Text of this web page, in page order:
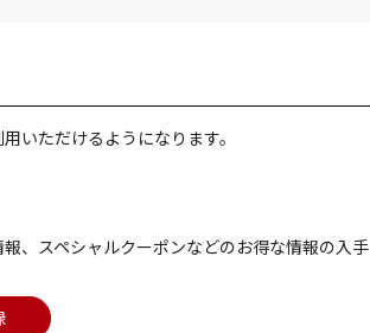
いただけるようになります。
、スペシャルクーポンなどのお得な情報の入手